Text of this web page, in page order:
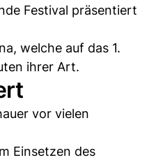
Festival präsentiert
welche auf das 1.
ihrer Art.
vor vielen
Einsetzen des